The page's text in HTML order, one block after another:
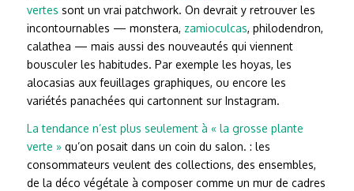
vertes sont un vrai patchwork. On devrait y retrouver les
incontournables — monstera, zamioculcas, philodendron,
calathea — mais aussi des nouveautés qui viennent
bousculer les habitudes. Par exemple les hoyas, les
alocasias aux feuillages graphiques, ou encore les
variétés panachées qui cartonnent sur Instagram.
La tendance n’est plus seulement à « la grosse plante
verte » qu’on posait dans un coin du salon. : les
consommateurs veulent des collections, des ensembles,
de la déco végétale à composer comme un mur de cadres